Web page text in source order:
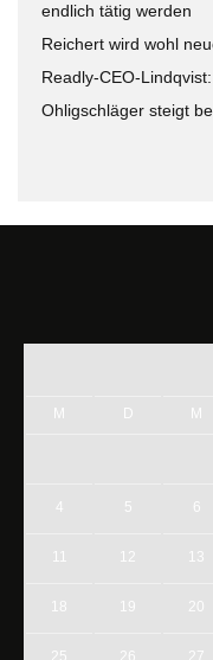
endlich tätig werden
Reichert wird wohl
Readly-CEO-
Ohligschläger steigt
M D M
5 6
11 12 13
18 19 20